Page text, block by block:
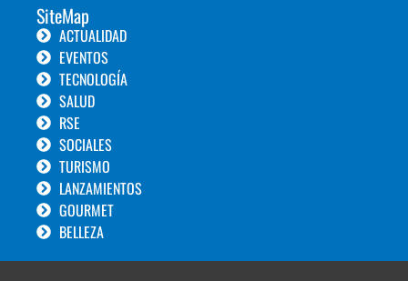
SiteMap
ACTUALIDAD
EVENTOS
TECNOLOGÍA
SALUD
RSE
SOCIALES
TURISMO
LANZAMIENTOS
GOURMET
BELLEZA